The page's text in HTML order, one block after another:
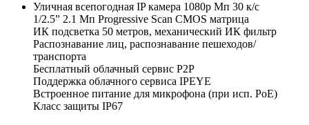
Уличная всепогодная IP камера 1080p Мп 30 к/с
1/2.5” 2.1 Мп Progressive Scan CMOS матрица
ИК подсветка 50 метров, механический ИК фильтр
Распознавание лиц, распознавание пешеходов/
транспорта
Бесплатный облачный сервис P2P
Поддержка облачного сервиса IPEYE
Встроенное питание для микрофона (при исп. PoE)
Класс защиты IP67